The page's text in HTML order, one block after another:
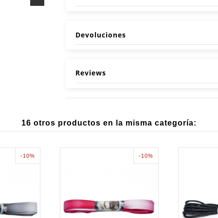
Devoluciones
Reviews
16 otros productos en la misma categoría:
-10% -10%